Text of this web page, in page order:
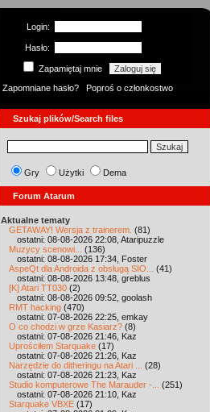
Login:
Hasło:
Zapamiętaj mnie
Zapomniane hasło?
Poproś o członkostwo
Szukaj plików/Search files
Gry Użytki Dema
Forum Atarum
Aktualne tematy
GETAWAY! Wersja z trainerem. (81)
ostatni: 08-08-2026 22:08, Ataripuzzle
Muzycy scenowi...
(136)
ostatni: 08-08-2026 17:34, Foster
AspeQt dla Androida z obsługą SIO...
(41)
ostatni: 08-08-2026 13:48, greblus
[K] Atari TT030 (2)
ostatni: 08-08-2026 09:52, goolash
RMT hacking (470)
ostatni: 07-08-2026 22:25, emkay
O co chodzi w grze Kasiarz? (8)
ostatni: 07-08-2026 21:46, Kaz
Uprościłem Starquake (17)
ostatni: 07-08-2026 21:26, Kaz
Narzędzie do ditheringu na Atari ...
(28)
ostatni: 07-08-2026 21:23, Kaz
Studio komputerowe The Marauder -...
(251)
ostatni: 07-08-2026 21:10, Kaz
Starquake VBXE (17)